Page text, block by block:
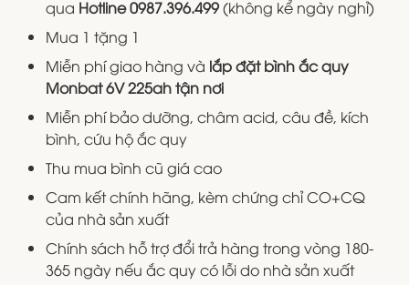
qua Hotline0987.396.499(không kể ngày nghỉ)
Mua 1 tặng 1
Miễn phí giao hàng và lắp đặt bình ắc quy
Monbat 6V 225ah tận nơi
Miễn phí bảo dưỡng, châm acid, câu đề, kích
bình, cứu hộ ắc quy
Thu mua bình cũ giá cao
Cam kết chính hãng, kèm chứng chỉ CO+CQ
của nhà sản xuất
Chính sách hỗ trợ đổi trả hàng trong vòng 180-
365 ngày nếu ắc quy có lỗi do nhà sản xuất